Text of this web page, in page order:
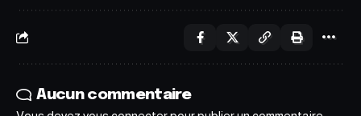
Aucun commentaire